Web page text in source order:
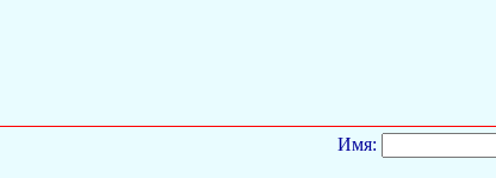
Имя: